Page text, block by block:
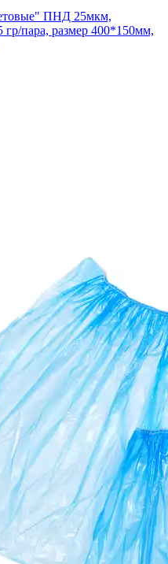
ПНД 25мкм,
гр/пара, размер 400*150мм,